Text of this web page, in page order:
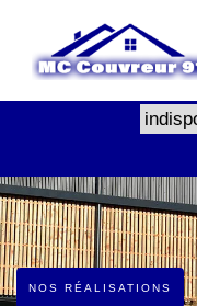
NOS RÉALISATIONS